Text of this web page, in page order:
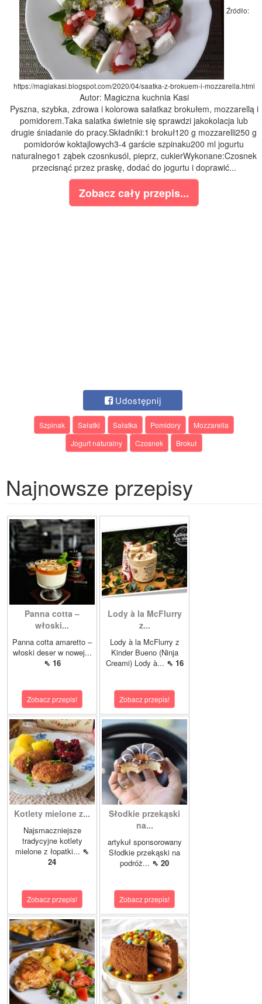
Źródło:
https://magiakasi.blogspot.com/2020/04/saatka-z-brokuem-i-mozzarella.html
Autor: Magiczna kuchnia Kasi
Pyszna, szybka, zdrowa i kolorowa sałatkaz brokułem, mozzarellą i
pomidorem.Taka salatka świetnie się sprawdzi jakokolacja lub
drugie śniadanie do pracy.Składniki:1 brokuł120 g mozzarelli250 g
pomidorów koktajlowych3-4 garście szpinaku200 ml jogurtu
naturalnego1 ząbek czosnkusól, pieprz, cukierWykonane:Czosnek
przecisnąć przez praskę, dodać do jogurtu i doprawić...
Zobacz cały przepis...
Udostępnij
Szpinak Sałatki Sałatka Pomidory
Mozzarella
Jogurt naturalny
Czosnek Brokuł
Najnowsze przepisy
Panna cotta –
włoski...
Panna cotta amaretto –
włoski deser w nowej...
⇖ 16
Zobacz przepis!
Lody à la McFlurry
z...
Lody à la McFlurry z
Kinder Bueno (Ninja
Creami) Lody à... ⇖ 16
Zobacz przepis!
Kotlety mielone z...
Najsmaczniejsze
tradycyjne kotlety
mielone z łopatki... ⇖
24
Zobacz przepis!
Słodkie przekąski
na...
artykuł sponsorowany
Słodkie przekąski na
podróż... ⇖ 20
Zobacz przepis!